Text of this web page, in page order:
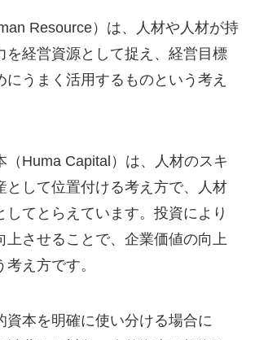
Resource）は、人材や人材が持
を経営資源として捉え、経営目標
にうまく活用するものという考え
（Huma Capital）は、人材のスキ
として位置付ける考え方で、人材
してとらえています。投資により
上させることで、企業価値の向上
え方です。
資本を明確に使い分ける場合に